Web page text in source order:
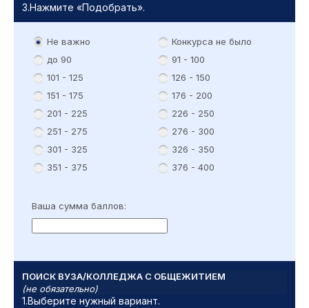
3.Нажмите «Подобрать».
Не важно
Конкурса не было
до 90
91 - 100
101 - 125
126 - 150
151 - 175
176 - 200
201 - 225
226 - 250
251 - 275
276 - 300
301 - 325
326 - 350
351 - 375
376 - 400
Ваша сумма баллов:
ПОИСК ВУЗА/КОЛЛЕДЖА С ОБЩЕЖИТИЕМ
(не обязательно)
1.Выберите нужный вариант.